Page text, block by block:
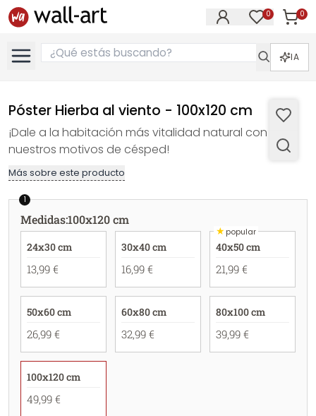
0 0
IA
Póster Hierba al viento - 100x120 cm
¡Dale a la habitación más vitalidad natural con
nuestros motivos de césped!
Más sobre este producto
1
Medidas:100x120 cm
24x30 cm
13,99 €
30x40 cm
16,99 €
★popular
40x50 cm
21,99 €
50x60 cm
26,99 €
60x80 cm
32,99 €
80x100 cm
39,99 €
100x120 cm
49,99 €